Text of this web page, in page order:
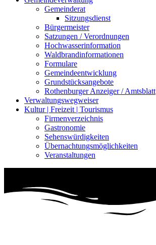
Gemeinderat
Sitzungsdienst
Bürgermeister
Satzungen / Verordnungen
Hochwasserinformation
Waldbrandinformationen
Formulare
Gemeindeentwicklung
Grundstücksangebote
Rothenburger Anzeiger / Amtsblatt
Verwaltungswegweiser
Kultur | Freizeit | Tourismus
Firmenverzeichnis
Gastronomie
Sehenswürdigkeiten
Übernachtungsmöglichkeiten
Veranstaltungen